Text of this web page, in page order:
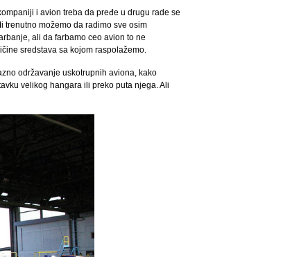
i avion treba da pređe u drugu rade se
trenutno možemo da radimo sve osim
ali da farbamo ceo avion to ne
sredstava sa kojom raspolažemo.
održavanje uskotrupnih aviona, kako
velikog hangara ili preko puta njega. Ali